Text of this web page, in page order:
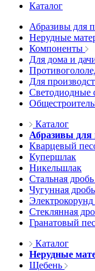
Каталог
Абразивы для
Нерудные
Компоненты
Для дома и
Для
Светодиодные
Каталог
Абразивы для
Кварцевый
Купершлак
Никельшлак
Стальная дробь
Чугунная дробь
Электрокорунд
Стеклянная
Гранатовый
Каталог
Нерудные
Щебень